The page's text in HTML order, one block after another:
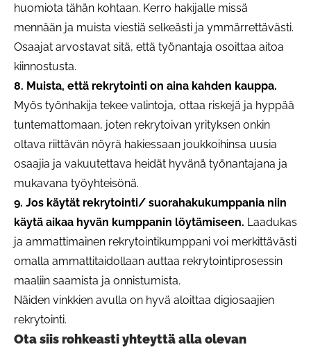
huomiota tähän kohtaan. Kerro hakijalle missä
mennään ja muista viestiä selkeästi ja ymmärrettävästi.
Osaajat arvostavat sitä, että työnantaja osoittaa aitoa
kiinnostusta.
8. Muista, että rekrytointi on aina kahden kauppa.
Myös työnhakija tekee valintoja, ottaa riskejä ja hyppää
tuntemattomaan, joten rekrytoivan yrityksen onkin
oltava riittävän nöyrä hakiessaan joukkoihinsa uusia
osaajia ja vakuutettava heidät hyvänä työnantajana ja
mukavana työyhteisönä.
9. Jos käytät rekrytointi/ suorahakukumppania niin
käytä aikaa hyvän kumppanin löytämiseen. Laadukas
ja ammattimainen rekrytointikumppani voi merkittävästi
omalla ammattitaidollaan auttaa rekrytointiprosessin
maaliin saamista ja onnistumista.
Näiden vinkkien avulla on hyvä aloittaa digiosaajien
rekrytointi.
Ota siis rohkeasti yhteyttä alla olevan